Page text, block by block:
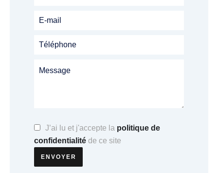
J’ai lu et j'accepte la politique de
confidentialité de ce site
ENVOYER